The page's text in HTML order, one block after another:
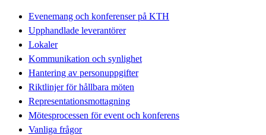
Evenemang och konferenser på KTH
Upphandlade leverantörer
Lokaler
Kommunikation och synlighet
Hantering av personuppgifter
Riktlinjer för hållbara möten
Representationsmottagning
Mötesprocessen för event och konferens
Vanliga frågor